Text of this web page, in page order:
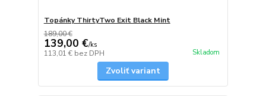
Topánky ThirtyTwo Exit Black Mint
189,00 €
139,00 €/ks
113,01 € bez DPH Skladom
Zvoliť variant